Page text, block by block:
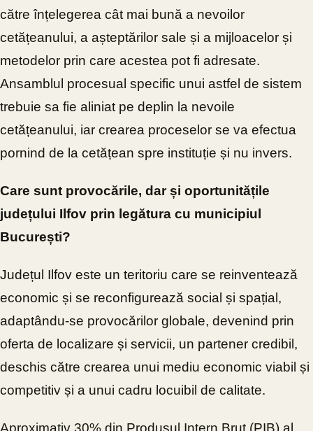
către înțelegerea cât mai bună a nevoilor
cetățeanului, a așteptărilor sale și a mijloacelor și
metodelor prin care acestea pot fi adresate.
Ansamblul procesual specific unui astfel de sistem
trebuie sa fie aliniat pe deplin la nevoile
cetățeanului, iar crearea proceselor se va efectua
pornind de la cetățean spre instituție și nu invers.
Care sunt provocările, dar și oportunitățile
județului Ilfov prin legătura cu municipiul
București?
Județul Ilfov este un teritoriu care se reinventează
economic și se reconfigurează social și spațial,
adaptându-se provocărilor globale, devenind prin
oferta de localizare și servicii, un partener credibil,
deschis către crearea unui mediu economic viabil și
competitiv și a unui cadru locuibil de calitate.
Aproximativ 30% din Produsul Intern Brut (PIB) al